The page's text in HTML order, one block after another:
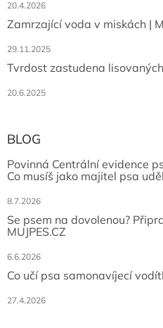
20.4.2026
Zamrzající voda v miskách |
29.11.2025
Tvrdost zastudena lisovaných
20.6.2025
BLOG
Povinná Centrální evidence
Co musíš jako majitel psa
8.7.2026
Se psem na dovolenou?
MUJPES.CZ
6.6.2026
Co učí psa samonavíjecí
27.4.2026